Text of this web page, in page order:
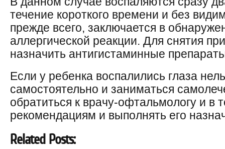
течение короткого времени и без
прежде всего, заключается в
аллергической реакции. Для снятия
назначить антигистаминные
Если у ребенка воспалились глаза
самостоятельно и заниматься
обратиться к врачу-офтальмологу и в
рекомендациям и выполнять его
Related Posts: